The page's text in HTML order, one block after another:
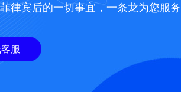
律宾后的一切事宜，一条龙为您服务
服